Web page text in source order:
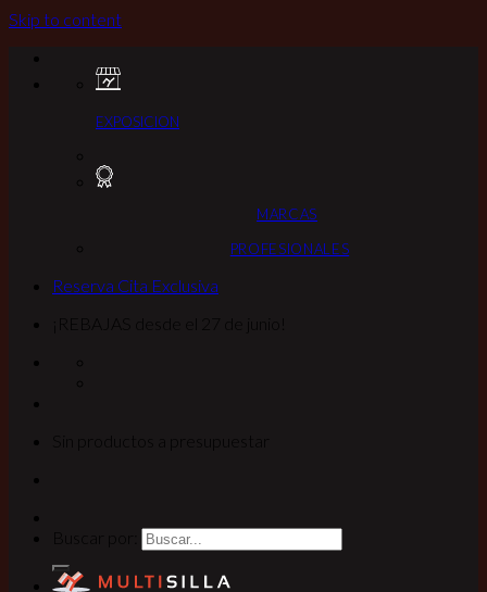
Skip to content
EXPOSICION
MARCAS
PROFESIONALES
Reserva Cita Exclusiva